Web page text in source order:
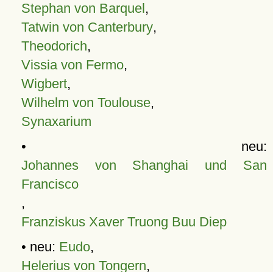
Stephan von Barquel,
Tatwin von Canterbury,
Theodorich,
Vissia von Fermo,
Wigbert,
Wilhelm von Toulouse,
Synaxarium
• neu:
Johannes von Shanghai und San
Francisco
,
Franziskus Xaver Truong Buu Diep
• neu: Eudo,
Helerius von Tongern,